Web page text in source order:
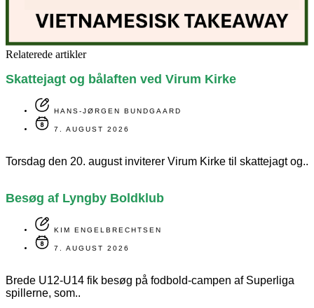
Relaterede artikler
Skattejagt og bålaften ved Virum Kirke
HANS-JØRGEN BUNDGAARD
7. AUGUST 2026
Torsdag den 20. august inviterer Virum Kirke til skattejagt og..
Besøg af Lyngby Boldklub
KIM ENGELBRECHTSEN
7. AUGUST 2026
Brede U12-U14 fik besøg på fodbold-campen af Superliga
spillerne, som..